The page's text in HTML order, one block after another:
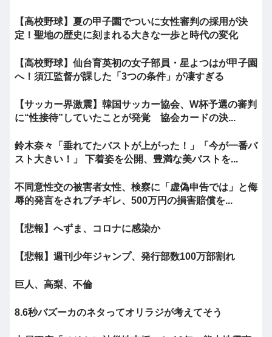
【高校野球】夏の甲子園でついに女性審判の採用が決
定！聖地の歴史に刻まれる大きな一歩と時代の変化
【高校野球】仙台育英初の女子部員・星よつはが甲子園
へ！須江監督が課した「3つの条件」が凄すぎる
【サッカー界激震】韓国サッカー協会、W杯予選の審判
に“性接待”していたことが発覚 協会カードの決...
鈴木奈々「垂れてたバストが上がった！」「今が一番バ
スト大きい！」 下着姿を公開、豊満な美バストを...
不同意性交の被害者女性、検察に「虚偽申告では」と侮
辱的発言をされブチギレ、500万円の損害賠償を...
【悲報】へずま、コロナに感染か
【悲報】週刊少年ジャンプ、発行部数100万部割れ
巨人、高梨、不倫
8.6秒バズーカのネタってオリラジが考えてそう